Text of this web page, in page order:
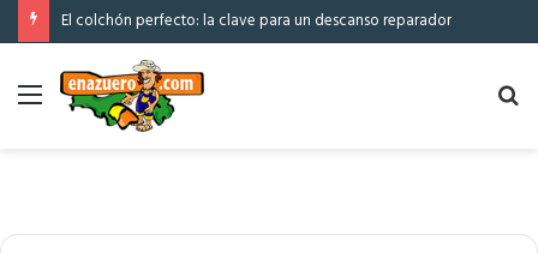
El colchón perfecto: la clave para un descanso reparador
Menú